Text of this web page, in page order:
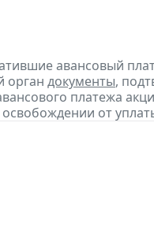
авансовый
орган документы,
платежа
от